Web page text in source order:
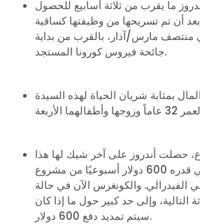
ما يقرب من ثلاثة أسابيع للحصول
أن تم تسريحها من وظيفتها كساقية
مارس/آذار، بالقرب من بداية
جائحة فيروس كورونا المستجد.
بمثابة شريان الحياة لهذه السيدة
حصلت أندروز على آخر شيك لها هذا
الأسبوع بمبلغ إضافي قدره 600 دولار أسبوعيًا من مشروع
الفيدرالي. والكونغرس الآن في حالة
التالية، وإلى حد كبير حول ما إذا كان
سيتم تمديد دفع 600 دولار.